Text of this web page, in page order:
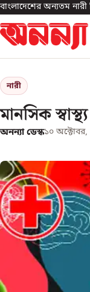
বাংলাদেশের অন্যতম
নারী
মানসিক
অনন্যা ডেস্ক১০ অক্টোবর,